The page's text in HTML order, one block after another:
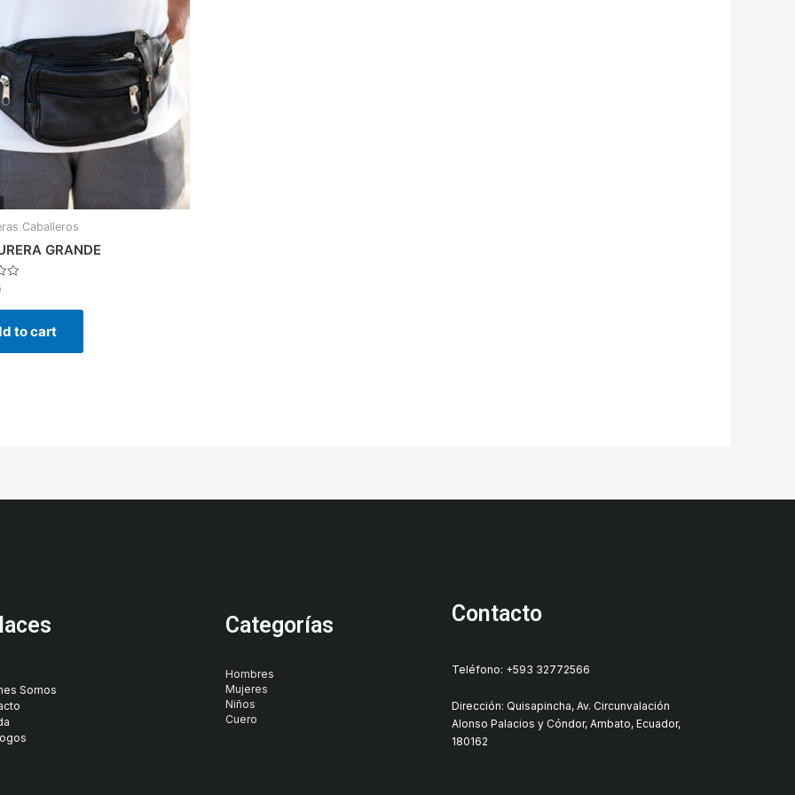
Caballeros
GRANDE
to cart
Somos
Categorías
Hombres
Mujeres
Niños
Cuero
Contacto
Teléfono: +593 32772566
Dirección: Quisapincha, Av. Circunvalación
Alonso Palacios y Cóndor, Ambato, Ecuador,
180162